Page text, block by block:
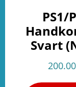
PS1/
Svart
200.00